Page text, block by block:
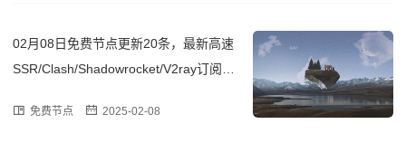
02月08日免费节点更新20条，最新高速
SSR/Clash/Shadowrocket/V2ray订阅链
免费节点 2025-02-08